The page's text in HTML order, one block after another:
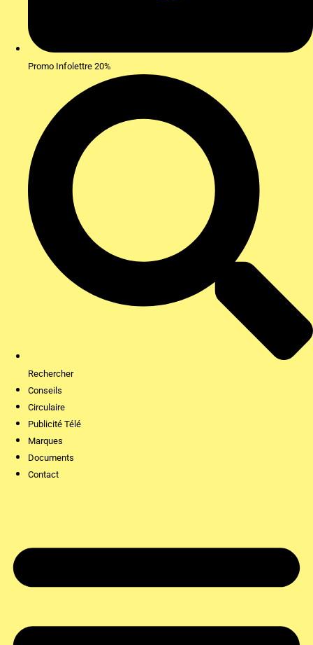
Promo Infolettre 20%
Rechercher
Conseils
Circulaire
Publicité Télé
Marques
Documents
Contact